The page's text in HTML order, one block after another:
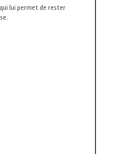
lui permet de rester